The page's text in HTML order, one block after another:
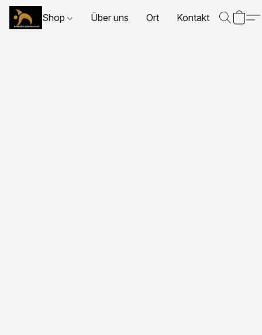
Shop Über uns Ort Kontakt